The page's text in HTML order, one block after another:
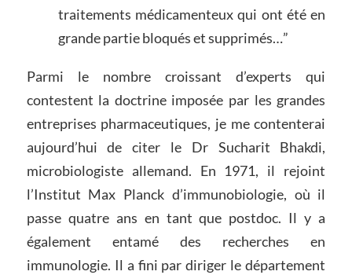
traitements médicamenteux qui ont été en
grande partie bloqués et supprimés…”
Parmi le nombre croissant d’experts qui
contestent la doctrine imposée par les grandes
entreprises pharmaceutiques, je me contenterai
aujourd’hui de citer le Dr Sucharit Bhakdi,
microbiologiste allemand. En 1971, il rejoint
l’Institut Max Planck d’immunobiologie, où il
passe quatre ans en tant que postdoc. Il y a
également entamé des recherches en
immunologie. Il a fini par diriger le département